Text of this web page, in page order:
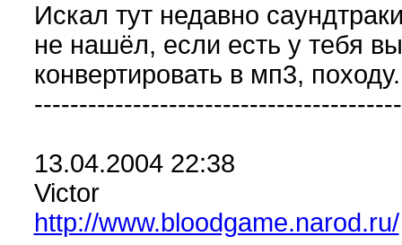
Искал тут недавно
не нашёл, если есть у тебя
конвертировать в мп3,
13.04.2004 22:38
Victor
http://www.bloodgame.narod.ru/